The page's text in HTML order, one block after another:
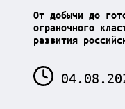
От добычи до
ограночного
развития